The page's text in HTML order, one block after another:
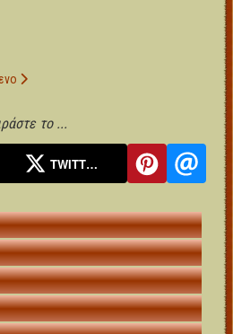
Βυζαντινή Περίοδος 961 – 1204 μ.Χ.
άρθρο: 10.1 Στα εκκλησιαστικά
το ...
TWITT…